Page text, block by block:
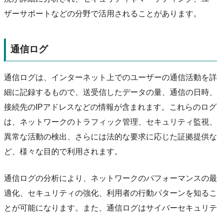
ザーサポートなどの分野で活用されることがあります。
通信ログ
通信ログは、インターネット上でのユーザーの通信活動を詳
細に記録するもので、送受信したデータの量、通信の日時、
接続先のIPアドレスなどの情報が含まれます。これらのログ
は、ネットワークのトラフィック管理、セキュリティ監視、
異常な活動の検出、さらには法的な要求に応じた証拠提供な
ど、様々な目的で利用されます。
通信ログの分析により、ネットワークのパフォーマンスの最
適化、セキュリティの強化、利用者の行動パターンを知るこ
とが可能になります。また、通信ログはサイバーセキュリテ